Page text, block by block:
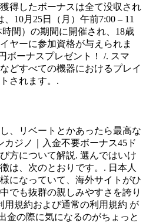
得したボーナスは全て没収され
10月25日（月）午前7:00 – 11
間）の期間に開催され、18歳
ヤーに参加資格が与えられま
ボーナスプレゼント！ /. スマ
どすべての機器におけるプレイ
されます。.
、リベートとかあったら最高な
カジノ｜入金不要ボーナス45ド
方について解説. 選んではいけ
は、次のとおりです。. 日本人
になっていて、海外サイトがひ
でも抜群の親しみやすさを誇り
用規約および通常の利用規約 が
金の際に気になるのがちょっと